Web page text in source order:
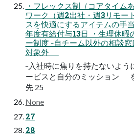
・フレックス制（コアタイム
ワーク（週2出社・週3リモー
スを快適にするアイテムの
年度有給付与13日 ・生理休暇
ー制度 ‐自チーム以外の相談
対象外
‐入社時に焦りを持たないよ
ービスと自分のミッション
先 25
None
27
28